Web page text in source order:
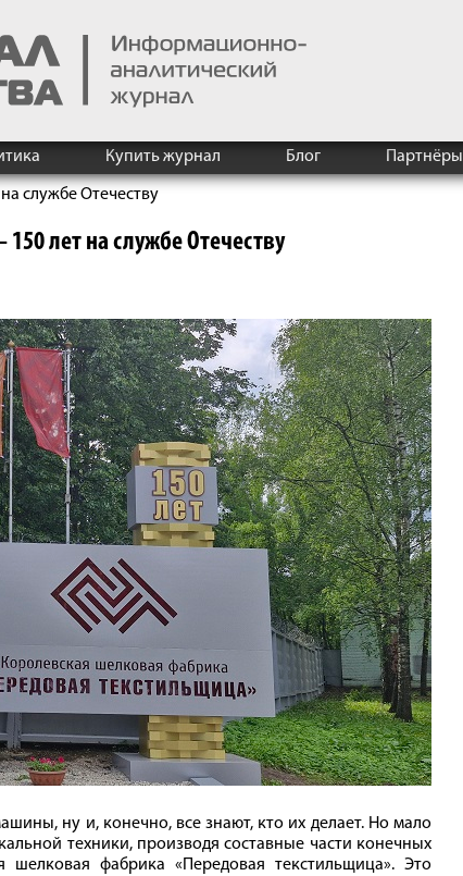
Купить журнал Блог Партнёры
службе Отечеству
лет на службе Отечеству
ну и, конечно, все знают, кто их делает. Но мало
техники, производя составные части конечных
фабрика «Передовая текстильщица». Это